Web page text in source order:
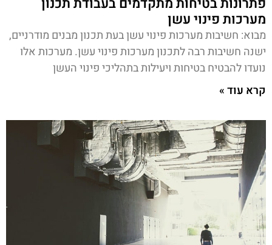
פתרונות בטיחות מתקדמים בעבודת תכנון
מערכות פינוי עשן
מבוא: חשיבות מערכות פינוי עשן בעת תכנון מבנים מודרניים,
ישנה חשיבות רבה לתכנון מערכות פינוי עשן. מערכות אלו
נועדו להבטיח בטיחות ויעילות בתהליכי פינוי העשן
קרא עוד »